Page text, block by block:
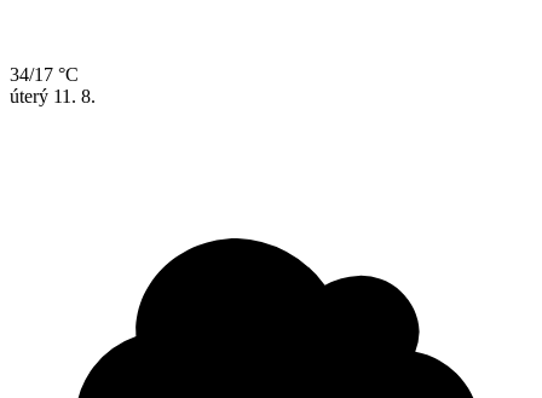
34/17 °C
úterý 11. 8.